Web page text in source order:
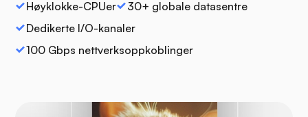
Høyklokke-CPUer
30+ globale datasentre
Dedikerte I/O-kanaler
100 Gbps nettverksoppkoblinger